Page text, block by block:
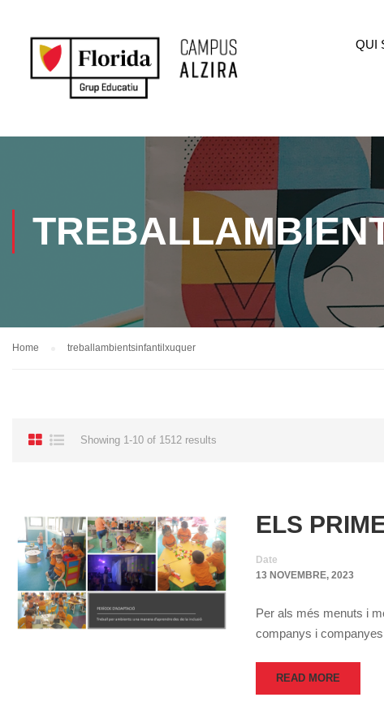
QUI
Home treballambientsinfantilxuquer
Showing 1-10 of 1512 results
ELS
Date
13 NOVEMBRE, 2023
Per als més menuts i
companys i
READ MORE